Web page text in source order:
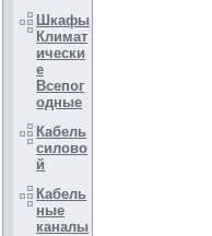
Шкафы
Климат
ически
е
Всепог
одные
Кабель
силово
й
Кабель
ные
каналы